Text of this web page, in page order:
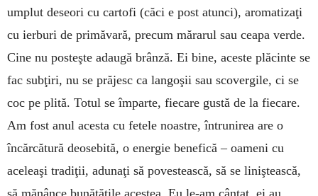
umplut deseori cu cartofi (căci e post atunci), aromatizaţi
cu ierburi de primăvară, precum mărarul sau ceapa verde.
Cine nu posteşte adaugă brânză. Ei bine, aceste plăcinte se
fac subţiri, nu se prăjesc ca langoşii sau scovergile, ci se
coc pe plită. Totul se împarte, fiecare gustă de la fiecare.
Am fost anul acesta cu fetele noastre, întrunirea are o
încărcătură deosebită, o energie benefică – oameni cu
aceleaşi tradiţii, adunaţi să povestească, să se liniştească,
să mănânce bunătăţile acestea. Eu le-am cântat, ei au